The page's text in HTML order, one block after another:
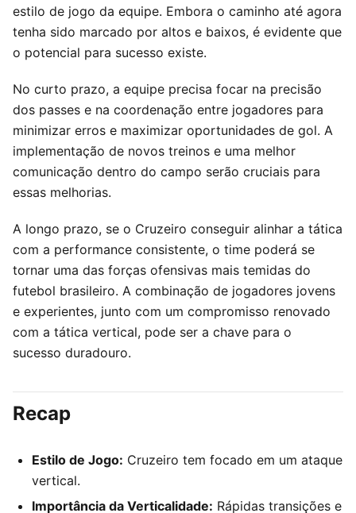
estilo de jogo da equipe. Embora o caminho até agora
tenha sido marcado por altos e baixos, é evidente que
o potencial para sucesso existe.
No curto prazo, a equipe precisa focar na precisão
dos passes e na coordenação entre jogadores para
minimizar erros e maximizar oportunidades de gol. A
implementação de novos treinos e uma melhor
comunicação dentro do campo serão cruciais para
essas melhorias.
A longo prazo, se o Cruzeiro conseguir alinhar a tática
com a performance consistente, o time poderá se
tornar uma das forças ofensivas mais temidas do
futebol brasileiro. A combinação de jogadores jovens
e experientes, junto com um compromisso renovado
com a tática vertical, pode ser a chave para o
sucesso duradouro.
Recap
Estilo de Jogo: Cruzeiro tem focado em um ataque
vertical.
Importância da Verticalidade: Rápidas transições e